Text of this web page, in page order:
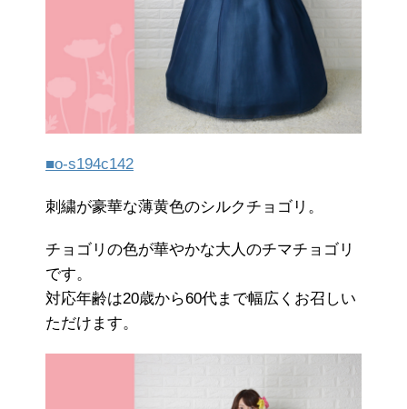
■o-s194c142
刺繍が豪華な薄黄色のシルクチョゴリ。
チョゴリの色が華やかな大人のチマチョゴリ
です。
対応年齢は20歳から60代まで幅広くお召しい
ただけます。